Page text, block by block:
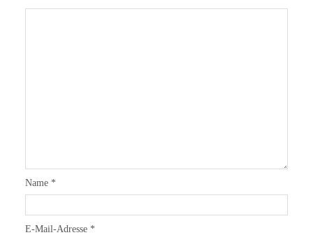
Name *
E-Mail-Adresse *